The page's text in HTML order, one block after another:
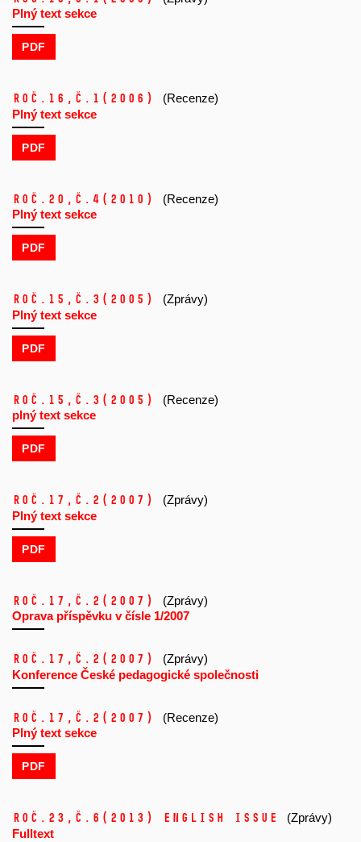
Plný text sekce
PDF
Roč.16, č.1 (2006)
(Recenze)
Plný text sekce
PDF
Roč.20, č.4 (2010)
(Recenze)
Plný text sekce
PDF
Roč.15, č.3 (2005)
(Zprávy)
Plný text sekce
PDF
Roč.15, č.3 (2005)
(Recenze)
plný text sekce
PDF
Roč.17, č.2 (2007)
(Zprávy)
Plný text sekce
PDF
Roč.17, č.2 (2007)
(Zprávy)
Oprava příspěvku v čísle 1/2007
Roč.17, č.2 (2007)
(Zprávy)
Konference České pedagogické společnosti
Roč.17, č.2 (2007)
(Recenze)
Plný text sekce
PDF
Roč.23, č.6 (2013) ENGLISH ISSUE
(Zprávy)
Fulltext